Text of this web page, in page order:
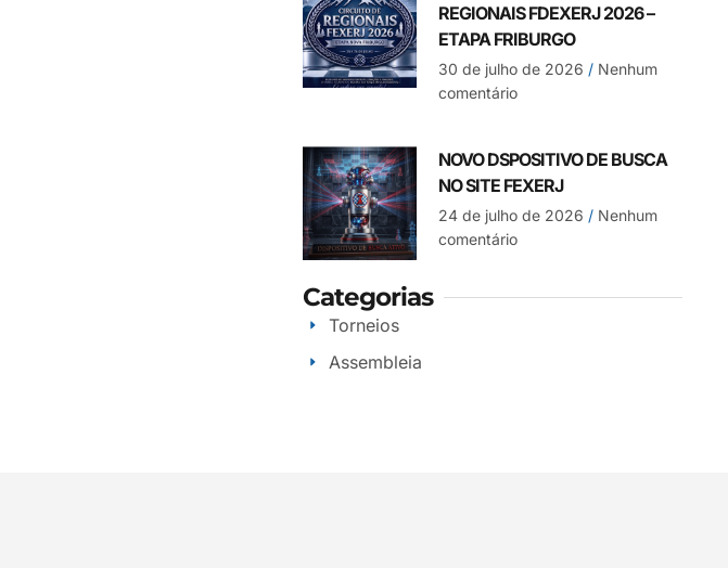
REGIONAIS FDEXERJ 2026 –
ETAPA FRIBURGO
30 de julho de 2026 Nenhum
comentário
NOVO DSPOSITIVO DE BUSCA
NO SITE FEXERJ
24 de julho de 2026 Nenhum
comentário
Categorias
Torneios
Assembleia